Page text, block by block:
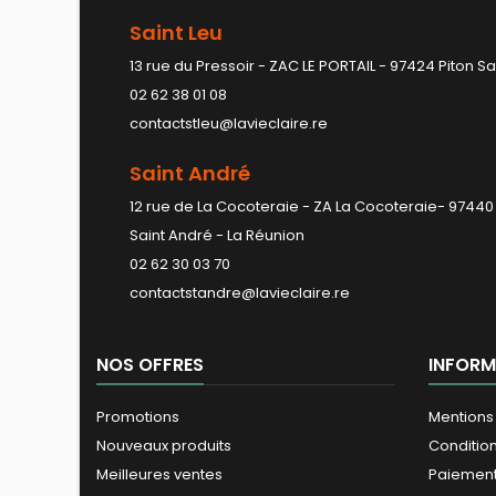
Saint Leu
13 rue du Pressoir - ZAC LE PORTAIL - 97424 Piton
02 62 38 01 08
contactstleu@lavieclaire.re
Saint André
12 rue de La Cocoteraie - ZA La Cocoteraie- 97440
Saint André - La Réunion
02 62 30 03 70
contactstandre@lavieclaire.re
NOS OFFRES
Promotions
Nouveaux produits
Meilleures ventes